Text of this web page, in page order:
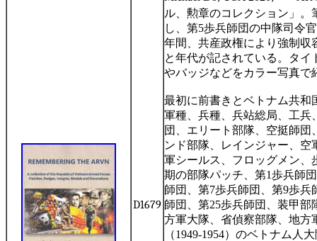
D1679
ル、勲章のコレクション」。
し、第5歩兵師団の中隊司令
年間、共産政権により強制収
と年代が記されている。タ
やバッジなどをカラー写真で
最初に前書きとベトナム共和
軍種、兵種、兵站総局、工兵
団、エリート部隊、空挺師
ンド部隊、レインジャー、空
軍シールス、フロッグメン、
期の部隊パッチ、第1歩兵師
師団、第7歩兵師団、第9歩兵
師団、第25歩兵師団、装甲部
方軍大隊、省偵察部隊、地方
（1949-1954）のベトナム人